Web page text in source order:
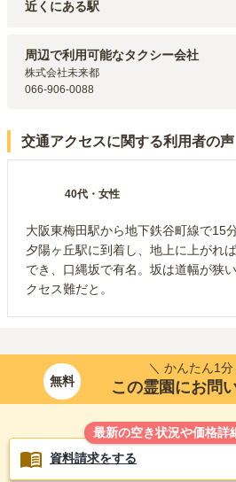
近くにある駅
大阪メトロ谷町線・大阪メトロ千日前線
南海本線・南海高野線
近鉄難波線
近鉄日本橋
周辺で利用可能なタクシー会社
株式会社未来都
066-906-0088
交通アクセスに関する利用者の声
40代 ・ 女性
大阪東梅田駅から地下鉄谷町線で15
夕陽ヶ丘駅に到着し、地上に上がれ
でき、口縄坂で有名。坂は道幅が狭
クセス難だと。
無料
＼ かんたん1分
この霊園にお問
最新の空き状況や価格詳
資料請求をする